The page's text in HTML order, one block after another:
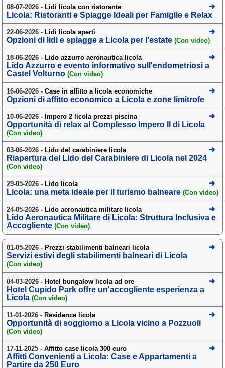
08-07-2026 - Lidi licola con ristorante
Licola: Ristoranti e Spiagge Ideali per Famiglie e Relax
22-06-2026 - Lidi licola aperti
Opzioni di lidi e spiagge a Licola per l'estate (Con video)
18-06-2026 - Lido azzurro aeronautica licola
Lido Azzurro e evento informativo sull'endometriosi a
Castel Volturno (Con video)
16-06-2026 - Case in affitto a licola economiche
Opzioni di affitto economico a Licola e zone limitrofe
10-06-2026 - Impero 2 licola prezzi piscina
Opportunità di relax al Complesso Impero II di Licola
(Con video)
03-06-2026 - Lido del carabiniere licola
Riapertura del Lido del Carabiniere di Licola nel 2024
(Con video)
29-05-2026 - Lido licola
Licola: una meta ideale per il turismo balneare (Con video)
24-05-2026 - Lido aeronautica militare licola
Lido Aeronautica Militare di Licola: Struttura Inclusiva e
Accogliente (Con video)
01-05-2026 - Prezzi stabilimenti balneari licola
Servizi estivi degli stabilimenti balneari di Licola
(Con video)
04-03-2026 - Hotel bungalow licola ad ore
Hotel Cupido Park offre un'accogliente esperienza a
Licola (Con video)
11-01-2026 - Residence licola
Opportunità di soggiorno a Licola vicino a Pozzuoli
(Con video)
17-11-2025 - Affitto case licola 300 euro
Affitti Convenienti a Licola: Case e Appartamenti a
Partire da 250 Euro
➕ Segnala evento
Area riservata
Chi siamo
Ambienti
🗻 Montagna
Laghi
Isole
Campagna
Terme
Sci
Altro
Cerca le offerte per regione
Abruzzo (214)
Basilicata(64)
Calabria (332)
Campania (365)
Emilia - Romagna(227)
Friuli - Venezia Giulia
(39)
Lazio(318)